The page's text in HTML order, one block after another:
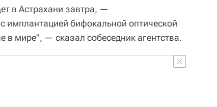
в Астрахани завтра, —
имплантацией бифокальной оптической
в мире", — сказал собеседник агентства.